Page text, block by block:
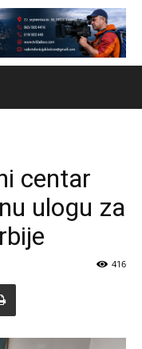
centar
ulogu za
416